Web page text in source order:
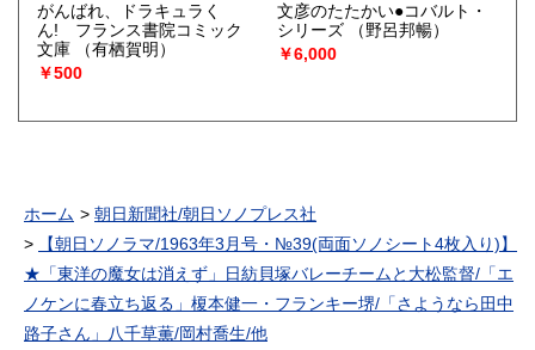
がんばれ、ドラキュラく
ん! フランス書院コミック
文庫
（有栖賀明）
￥500
文彦のたたかい●コバルト・
シリーズ
（野呂邦暢）
￥6,000
ホーム
朝日新聞社/朝日ソノプレス社
【朝日ソノラマ/1963年3月号・№39(両面ソノシート4枚入り)】
★「東洋の魔女は消えず」日紡貝塚バレーチームと大松監督/「エ
ノケンに春立ち返る」榎本健一・フランキー堺/「さようなら田中
路子さん」八千草薫/岡村喬生/他